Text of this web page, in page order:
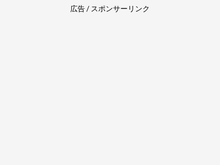
広告 / スポンサーリンク